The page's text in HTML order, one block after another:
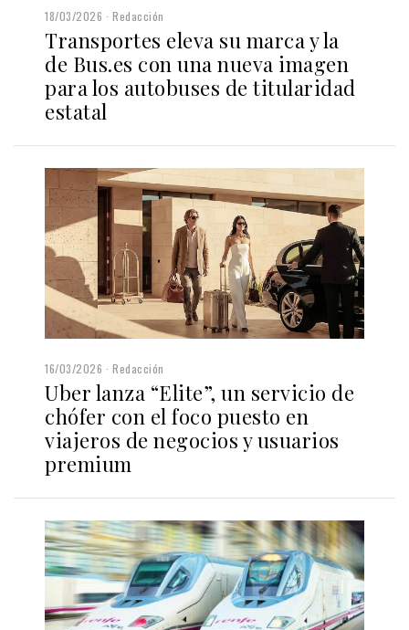
18/03/2026 Redacción
Transportes eleva su marca y la
de Bus.es con una nueva imagen
para los autobuses de titularidad
estatal
16/03/2026 Redacción
Uber lanza “Elite”, un servicio de
chófer con el foco puesto en
viajeros de negocios y usuarios
premium